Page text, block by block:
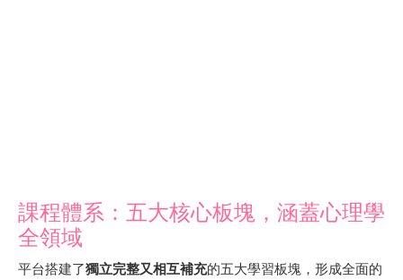
課程體系：五大核心板塊，涵蓋心理學
全領域
平台搭建了獨立完整又相互補充的五大學習板塊，形成全面的